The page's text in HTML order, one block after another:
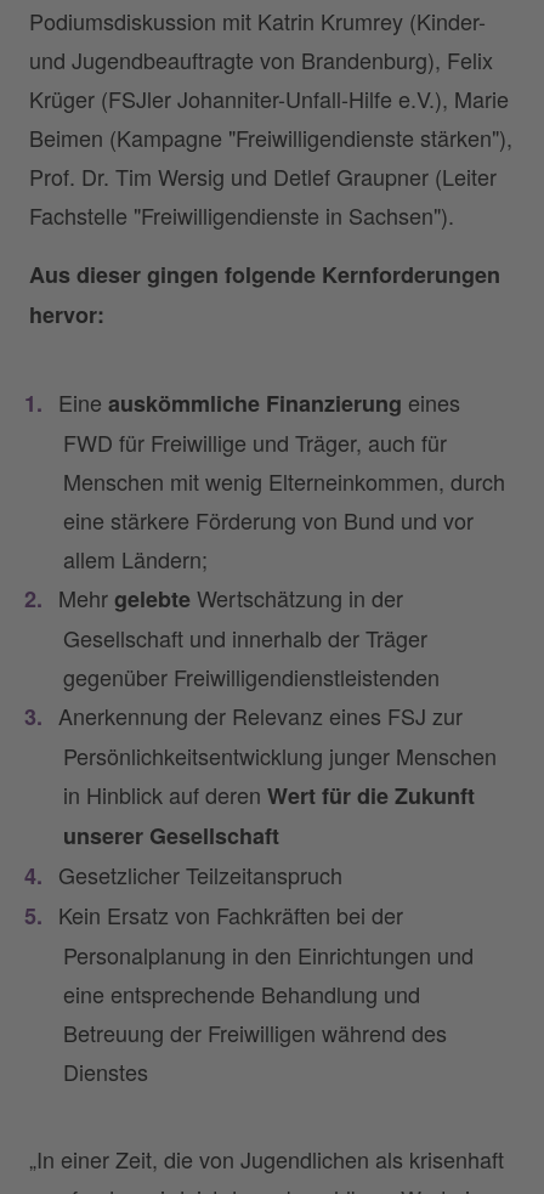
Podiumsdiskussion mit Katrin Krumrey (Kinder-
und Jugendbeauftragte von Brandenburg), Felix
Krüger (FSJler Johanniter-Unfall-Hilfe e.V.), Marie
Beimen (Kampagne "Freiwilligendienste stärken"),
Prof. Dr. Tim Wersig und Detlef Graupner (Leiter
Fachstelle "Freiwilligendienste in Sachsen").
Aus dieser gingen folgende Kernforderungen
hervor:
Eine auskömmliche Finanzierung eines
FWD für Freiwillige und Träger, auch für
Menschen mit wenig Elterneinkommen, durch
eine stärkere Förderung von Bund und vor
allem Ländern;
MehrgelebteWertschätzung in der
Gesellschaft und innerhalb der Träger
gegenüber Freiwilligendienstleistenden
Anerkennung der Relevanz eines FSJ zur
Persönlichkeitsentwicklung junger Menschen
in Hinblick auf deren Wert für die Zukunft
unserer Gesellschaft
Gesetzlicher Teilzeitanspruch
Kein Ersatz von Fachkräften bei der
Personalplanung in den Einrichtungen und
eine entsprechende Behandlung und
Betreuung der Freiwilligen während des
Dienstes
„In einer Zeit, die von Jugendlichen als krisenhaft